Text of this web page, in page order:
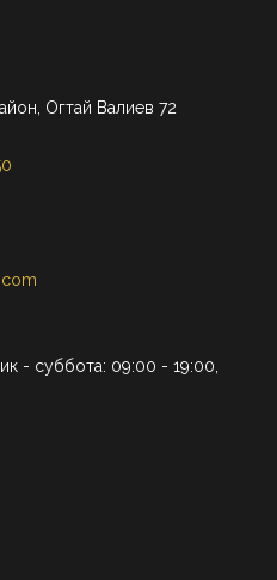
Огтай Валиев 72
- суббота: 09:00 - 19:00,